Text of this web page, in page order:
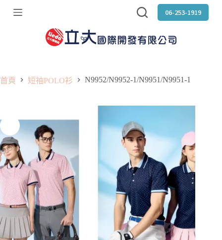
跳
06-253-1919
首頁 短袖POLO衫 N9952/N9952-1/N9951/N9951-1